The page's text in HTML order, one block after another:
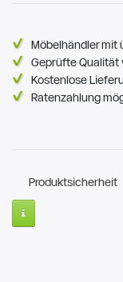
Möbelhändler mit
Geprüfte Qualität
Kostenlose
Ratenzahlung
Produktsicherheit